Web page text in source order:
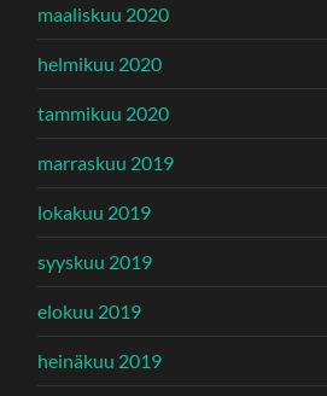
maaliskuu 2020
helmikuu 2020
tammikuu 2020
marraskuu 2019
lokakuu 2019
syyskuu 2019
elokuu 2019
heinäkuu 2019